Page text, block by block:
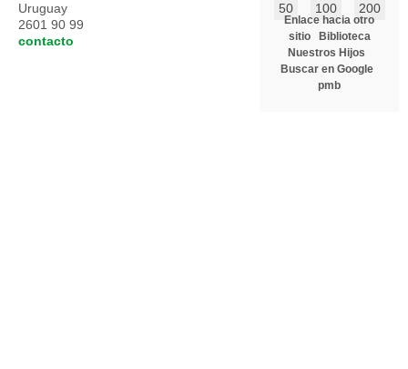
50
100 200
Enlace hacia otro
sitio
Biblioteca
Nuestros Hijos
Buscar en Google
pmb
Uruguay
2601 90 99
contacto